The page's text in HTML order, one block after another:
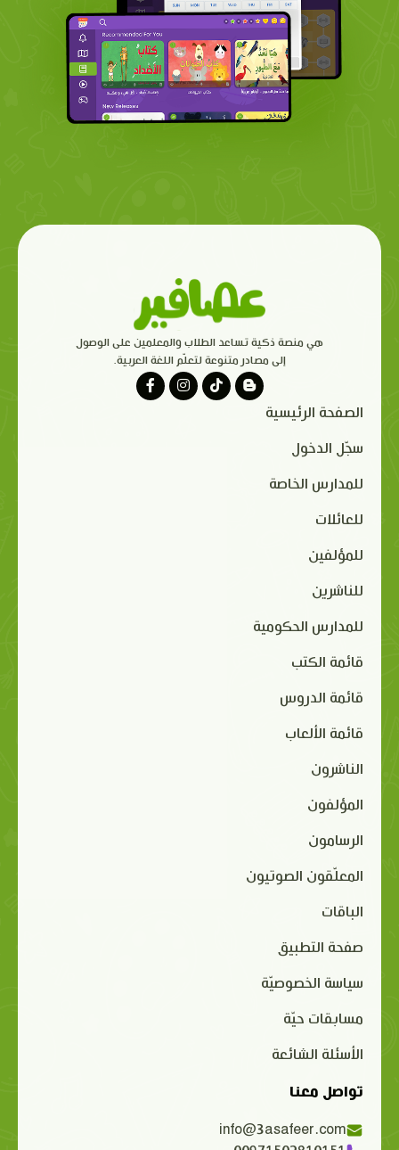
هي منصة ذكية تساعد الطلاب والمعلمين على الوصول
إلى مصادر متنوعة لتعلّم اللغة العربية.
الصفحة الرئيسية
سجّل الدخول
للمدارس الخاصة
للعائلات
للمؤلفين
للناشرين
للمدارس الحكومية
قائمة الكتب
قائمة الدروس
قائمة الألعاب
الناشرون
المؤلفون
الرسامون
المعلّقون الصوتيون
الباقات
صفحة التطبيق
سياسة الخصوصيّة
مسابقات حيّة
الأسئلة الشائعة
تواصل معنا
info@3asafeer.com